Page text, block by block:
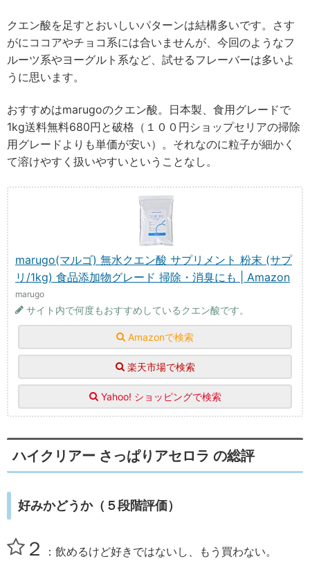
クエン酸を足すとおいしいパターンは結構多いです。さす
がにココアやチョコ系には合いませんが、今回のようなフ
ルーツ系やヨーグルト系など、試せるフレーバーは多いよ
うに思います。
おすすめはmarugoのクエン酸。日本製、食用グレードで
1kg送料無料680円と破格（１００円ショップセリアの掃除
用グレードよりも単価が安い）。それなのに粒子が細かく
て溶けやすく扱いやすいということなし。
marugo(マルゴ) 無水クエン酸 サプリメント 粉末 (サプ
リ/1kg) 食品添加物グレード 掃除・消臭にも | Amazon
marugo
サイト内で何度もおすすめしているクエン酸です。
Amazonで検索
楽天市場で検索
Yahoo! ショッピングで検索
ハイクリアー さっぱりアセロラ の総評
好みかどうか（５段階評価）
２ ：飲めるけど好きではないし、もう買わない。